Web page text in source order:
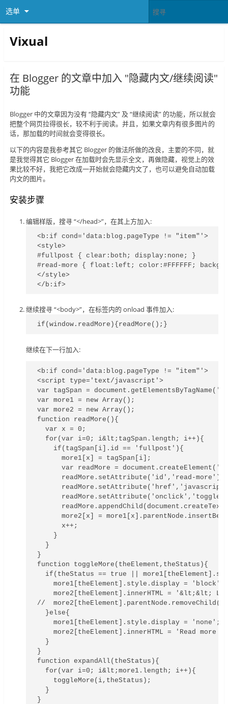
选单
Vixual
在 Blogger 的文章中加入 "隐藏内文/继续阅读"
功能
Blogger 中的文章因为没有 “隐藏内文” 及 “继续阅读” 的功能，所以就会
把整个网页拉得很长，较不利于阅读。并且，如果文章内有很多图片的
话，那加载的时间就会变得很长。
以下的内容是我参考其它 Blogger 的做法所做的改良，主要的不同，就
是我觉得其它 Blogger 在加载时会先显示全文，再做隐藏，视觉上的效
果比较不好，我把它改成一开始就会隐藏内文了，也可以避免自动加载
内文的图片。
安装步骤
编辑样版，搜寻 “</head>”，在其上方加入:
<b:if cond='data:blog.pageType != "item"'>
<style>
#fullpost { clear:both; display:none; }
#read-more { float:left; color:#FFFFFF;
</style>
</b:if>
继续搜寻 “<body>”，在标签内的 onload 事件加入:
if(window.readMore){readMore();}
继续在下一行加入:
<b:if cond='data:blog.pageType != "item"'>
<script type='text/javascript'>
var tagSpan =
var more1 = new Array();
var more2 = new Array();
function readMore(){
  var x = 0;
  for(var i=0; i&lt;tagSpan.length; i++){
    if(tagSpan[i].id == 'fullpost'){
      more1[x] = tagSpan[i];
var readMore =
      readMore.setAttribute('id','read-more');
more2[x] =
      x++;
    }
  }
}
function toggleMore(theElement,theStatus){
if(theStatus == true ||
    more1[theElement].style.display = 'block';
more2[theElement].innerHTML = '&lt;&lt;
//
  }else{
    more1[theElement].style.display = 'none';
more2[theElement].innerHTML = 'Read more
  }
}
function expandAll(theStatus){
  for(var i=0; i&lt;more1.length; i++){
    toggleMore(i,theStatus);
  }
}